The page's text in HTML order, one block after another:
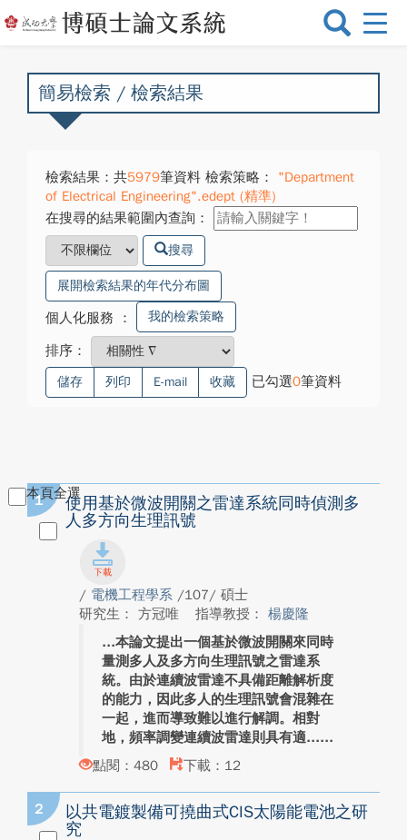
選
換
簡易檢索 / 檢索結果
檢索結果：共5979筆資料 檢索策略：
"Department
of Electrical Engineering".edept (精準)
在搜尋的結果範圍內查詢：
搜尋
展開檢索結果的年代分布圖
個人化服務 ： 我的檢索策略
排序：
儲存 列印 E-mail 收藏 已勾選0筆資料
本頁全選
1
使用基於微波開關之雷達系統同時偵測多
人多方向生理訊號
/ 電機工程學系 /107/ 碩士
研究生： 方冠唯
指導教授： 楊慶隆
本論文提出一個基於微波開關來同時
量測多人及多方向生理訊號之雷達系
統。由於連續波雷達不具備距離解析度
的能力，因此多人的生理訊號會混雜在
一起，進而導致難以進行解調。相對
地，頻率調變連續波雷達則具有適...
點閱：480
下載：12
2
以共電鍍製備可撓曲式CIS太陽能電池之研
究